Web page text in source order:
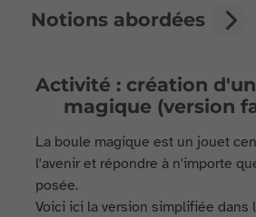
Notions abordées
Activité : création
magique (version
La boule magique est un jouet
l'avenir et répondre à n'importe
posée.
Voici ici la version simplifiée dans